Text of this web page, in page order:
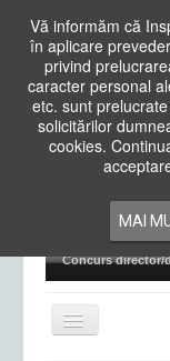
Vă informăm că
în aplicare
privind
caracter personal
etc. sunt
solicitărilor
cookies.
MAI
Cauta
in
siteAcasa
Examene Naționale
Concurs director/
Comută
navigarea